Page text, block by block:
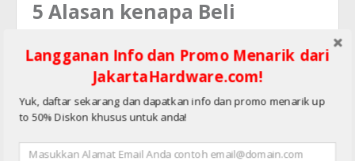
5 Alasan kenapa Beli
Dehumidifier dengan
JakartaHardware.com
Alamat Kantor dan No Telepon Jelas(Hunting)
Kami berbasis PT dan Bukan TOKO ataupun Individu yang
Kantor Kami bisa dikunjungi kapanpun
Langganan Info dan Promo Menarik dari
JakartaHardware.com!
Yuk, daftar sekarang dan dapatkan info dan promo menarik up
to 50% Diskon khusus untuk anda!